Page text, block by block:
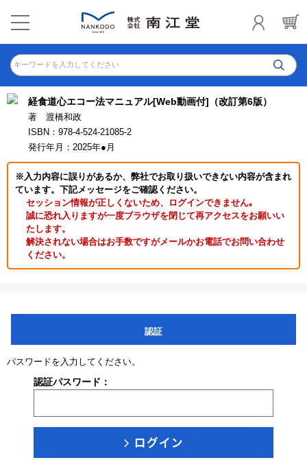
キーワードを入力してください
経食道心エコー法マニュアル[Web動画付]（改訂第6版）
著 渡橋和政
ISBN：978-4-524-21085-2
発行年月：2025年●月
※入力内容に誤りがあるか、弊社でお取り扱いできない内容が含まれ
ています。下記メッセージをご確認ください。
セッション情報が正しくないため、ログインできません｡
誠に恐れ入りますが一度ブラウザを閉じて再アクセスをお願いい
たします。
解決されない場合はお手数ですがメールかお電話でお問い合わせ
ください。
認証
パスワードを入力してください。
認証パスワード：